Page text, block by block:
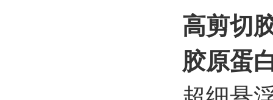
高剪切
胶原蛋